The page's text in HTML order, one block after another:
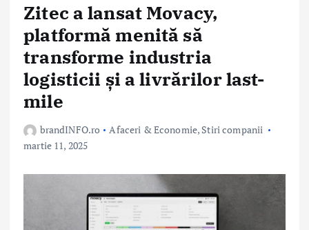
Zitec a lansat Movacy,
platformă menită să
transforme industria
logisticii și a livrărilor last-
mile
brandINFO.ro Afaceri & Economie, Stiri companii
martie 11, 2025